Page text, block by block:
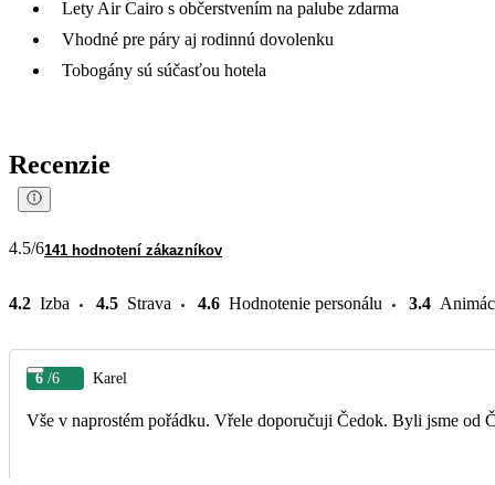
Lety Air Cairo s občerstvením na palube zdarma
Vhodné pre páry aj rodinnú dovolenku
Tobogány sú súčasťou hotela
Recenzie
4.5/6141 hodnotení zákazníkov
4.2 Izba 4.5 Strava 4.6 Hodnotenie personálu 3.4
6 /6 Karel
Vše v naprostém pořádku. Vřele doporučuji Čedok. Byli jsme od